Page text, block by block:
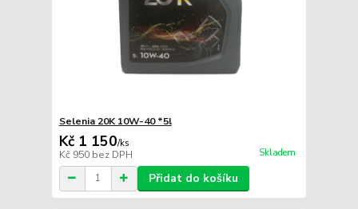
Selenia 20K 10W-40 *5l
Kč 1 150/ks
Kč 950 bez DPH Skladem
Přidat do košíku